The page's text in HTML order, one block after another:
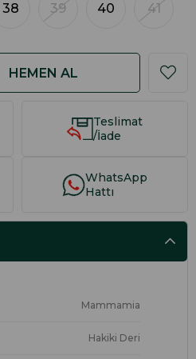
38 39 40 41
Teslimat
/İade
WhatsApp
Hattı
Mammamia
Hakiki Deri